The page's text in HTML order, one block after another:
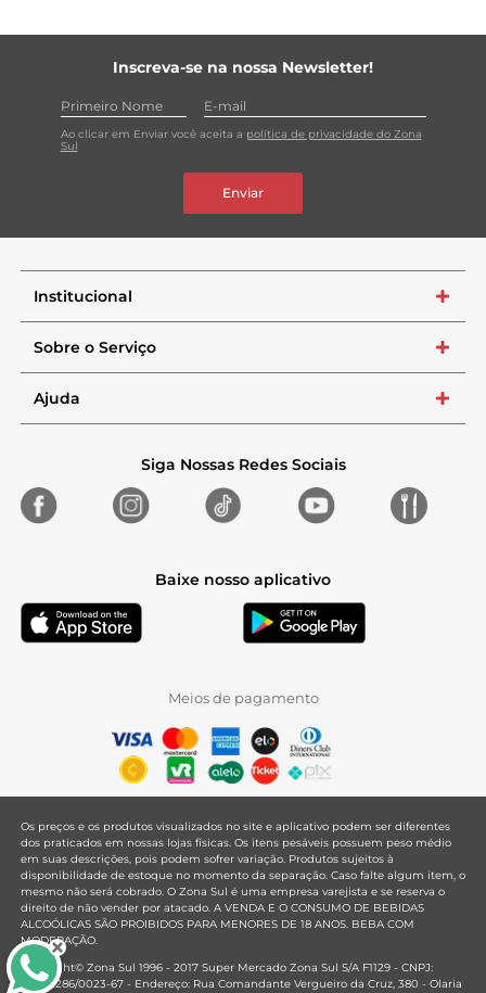
Inscreva-se na nossa Newsletter!
Ao clicar em Enviar você aceita a política de privacidade do Zona
Sul
Enviar
Institucional +
Sobre o Serviço +
Ajuda +
Siga Nossas Redes Sociais
Baixe nosso aplicativo
Meios de pagamento
Os preços e os produtos visualizados no site e aplicativo podem ser diferentes
dos praticados em nossas lojas físicas. Os itens pesáveis possuem peso médio
em suas descrições, pois podem sofrer variação. Produtos sujeitos à
disponibilidade de estoque no momento da separação. Caso falte algum item, o
mesmo não será cobrado. O Zona Sul é uma empresa varejista e se reserva o
direito de não vender por atacado. A VENDA E O CONSUMO DE BEBIDAS
ALCOÓLICAS SÃO PROIBIDOS PARA MENORES DE 18 ANOS. BEBA COM
MODERAÇÃO.
Copyright© Zona Sul 1996 - 2017 Super Mercado Zona Sul S/A F1129 - CNPJ:
33.381.286/0023-67 - Endereço: Rua Comandante Vergueiro da Cruz, 380 - Olaria